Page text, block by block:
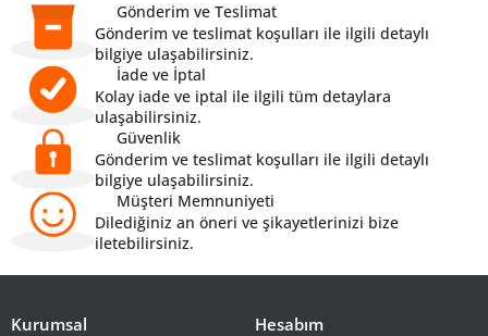
Gönderim ve Teslimat
Gönderim ve teslimat koşulları ile ilgili detaylı
bilgiye ulaşabilirsiniz.
İade ve İptal
Kolay iade ve iptal ile ilgili tüm detaylara
ulaşabilirsiniz.
Güvenlik
Gönderim ve teslimat koşulları ile ilgili detaylı
bilgiye ulaşabilirsiniz.
Müşteri Memnuniyeti
Dilediğiniz an öneri ve şikayetlerinizi bize
iletebilirsiniz.
Kurumsal Hesabım